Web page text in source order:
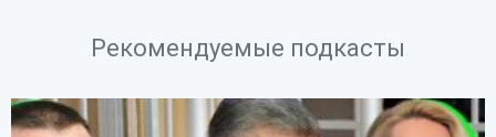
Рекомендуемые подкасты